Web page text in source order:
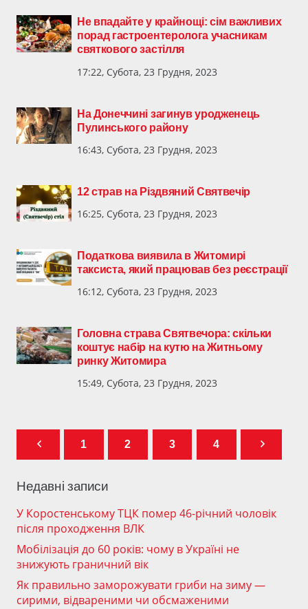
Не впадайте у крайнощі: сім важливих
порад гастроентеролога учасникам
святкового застілля
17:22, Субота, 23 Грудня, 2023
На Донеччині загинув уродженець
Пулинського району
16:43, Субота, 23 Грудня, 2023
12 страв на Різдвяний Святвечір
16:25, Субота, 23 Грудня, 2023
Податкова виявила в Житомирі
таксиста, який працював без реєстрації
16:12, Субота, 23 Грудня, 2023
Головна страва Святвечора: скільки
коштує набір на кутю на Житньому
ринку Житомира
15:49, Субота, 23 Грудня, 2023
1 2 3 4
Недавні записи
У Коростенському ТЦК помер 46-річний чоловік
після проходження ВЛК
Мобілізація до 60 років: чому в Україні не
знижують граничний вік
Як правильно заморожувати гриби на зиму —
сирими, відвареними чи обсмаженими